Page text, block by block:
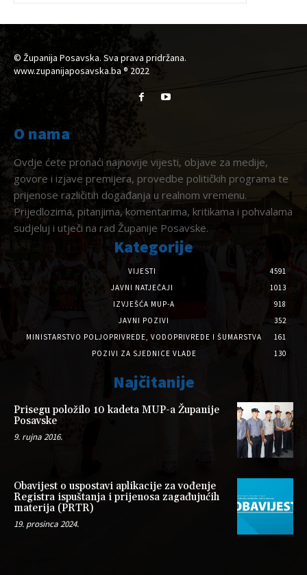
© Županija Posavska. Sva prava pridržana.
www.zupanijaposavska.ba ® 2022
O nama
Ovdje ćete pronaći najnovije vijesti, objave za medije,
govore i izjave premijera, provedbe političkih programa te
prijenose različitih događanja u realnom vremenu.
Prijedlozima, pitanjima, komentarima, kritikama i pohvalama
sudjeluj i utječi na rad Županije Posavske.
Kategorije
VIJESTI
4591
JAVNI NATJEČAJI
1013
IZVJEŠĆA MUP-A
918
JAVNI POZIVI
352
MINISTARSTVO POLJOPRIVREDE, VODOPRIVREDE I ŠUMARSTVA
161
POZIVI ZA SJEDNICE VLADE
130
Najčitanije
Prisegu položilo 10 kadeta MUP-a Županije
Posavske
9. rujna 2016.
Obavijest o uspostavi aplikacije za vođenje
Registra ispuštanja i prijenosa zagađujućih
materija (PRTR)
19. prosinca 2024.